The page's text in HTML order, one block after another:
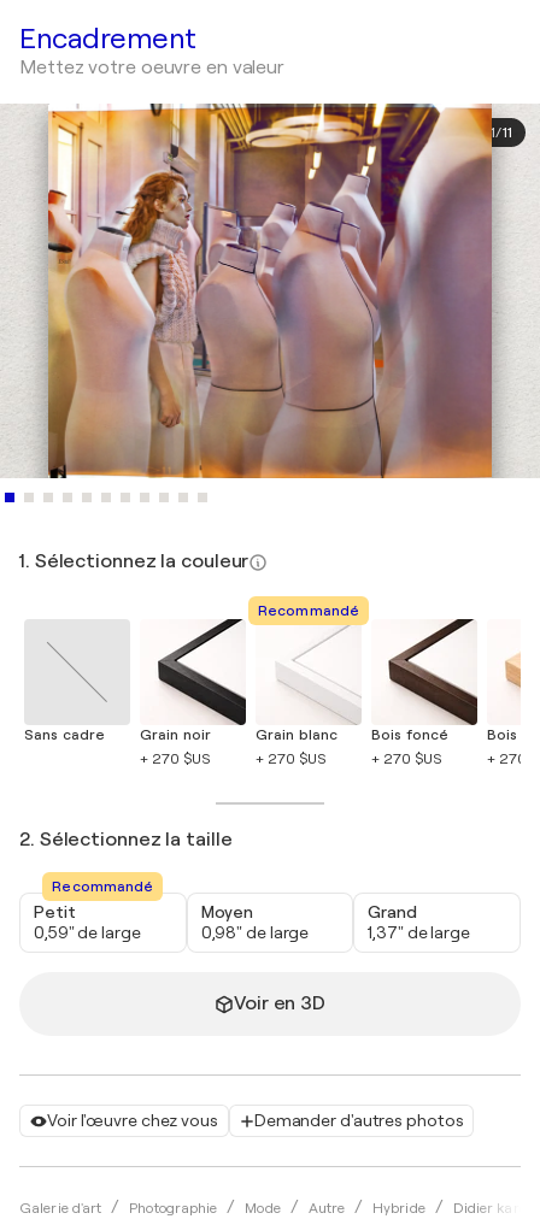
Voir l'œuvre chez vous Demander d'autres photos
Galerie d'art Photographie Mode Autre Hybride Didier karen
Encadrement
Mettez votre oeuvre en valeur
1/11
1. Sélectionnez la couleur
Sans cadre
Grain noir
+ 270 $US
Recommandé
Grain blanc
+ 270 $US
Bois foncé
+ 270 $US
Bois
+ 270
2. Sélectionnez la taille
Recommandé
Petit
0,59" de large
Moyen
0,98" de large
Grand
1,37" de large
Voir en 3D